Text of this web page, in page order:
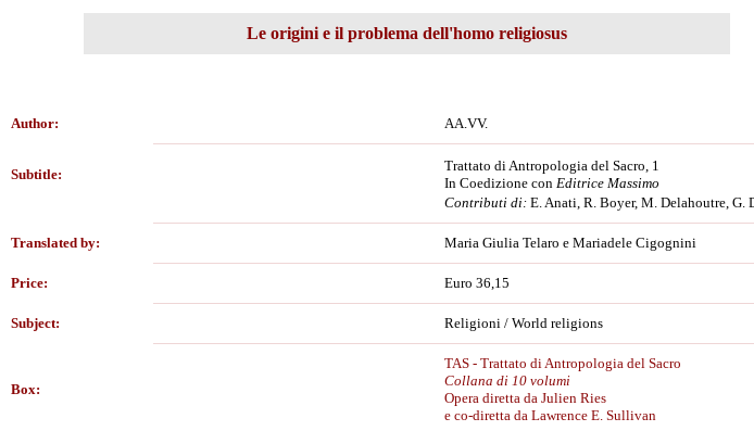
Le origini e il problema dell'homo religiosus
Author: AA.VV.
Subtitle:
Trattato di Antropologia del Sacro, 1
In Coedizione con Editrice Massimo
Contributi di: E. Anati, R. Boyer, M. Delahoutre, G.
Translated by: Maria Giulia Telaro e Mariadele Cigognini
Price: Euro 36,15
Subject: Religioni / World religions
Box:
TAS - Trattato di Antropologia del Sacro
Collana di 10 volumi
Opera diretta da Julien Ries
e co-diretta da Lawrence E. Sullivan